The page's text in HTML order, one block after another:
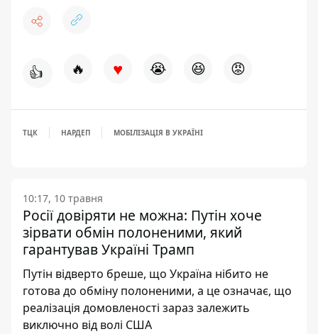
👍 🔥 ♥ 😭 😆 😡
ТЦК НАРДЕП МОБІЛІЗАЦІЯ В УКРАЇНІ
10:17, 10 травня
Росії довіряти не можна: Путін хоче
зірвати обмін полоненими, який
гарантував Україні Трамп
Путін відверто бреше, що Україна нібито не
готова до обміну полоненими, а це означає, що
реалізація домовленості зараз залежить
виключно від волі США